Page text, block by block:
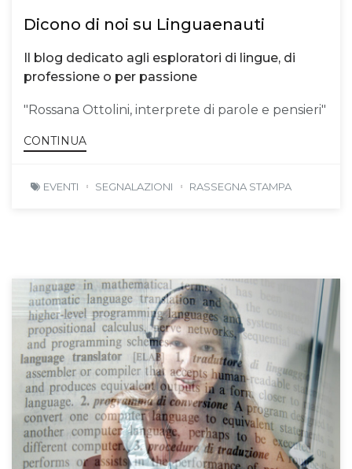
Dicono di noi su Linguaenauti
Il blog dedicato agli esploratori di lingue, di
professione o per passione
"Rossana Ottolini, interprete di parole e pensieri"
CONTINUA
EVENTI SEGNALAZIONI RASSEGNA STAMPA